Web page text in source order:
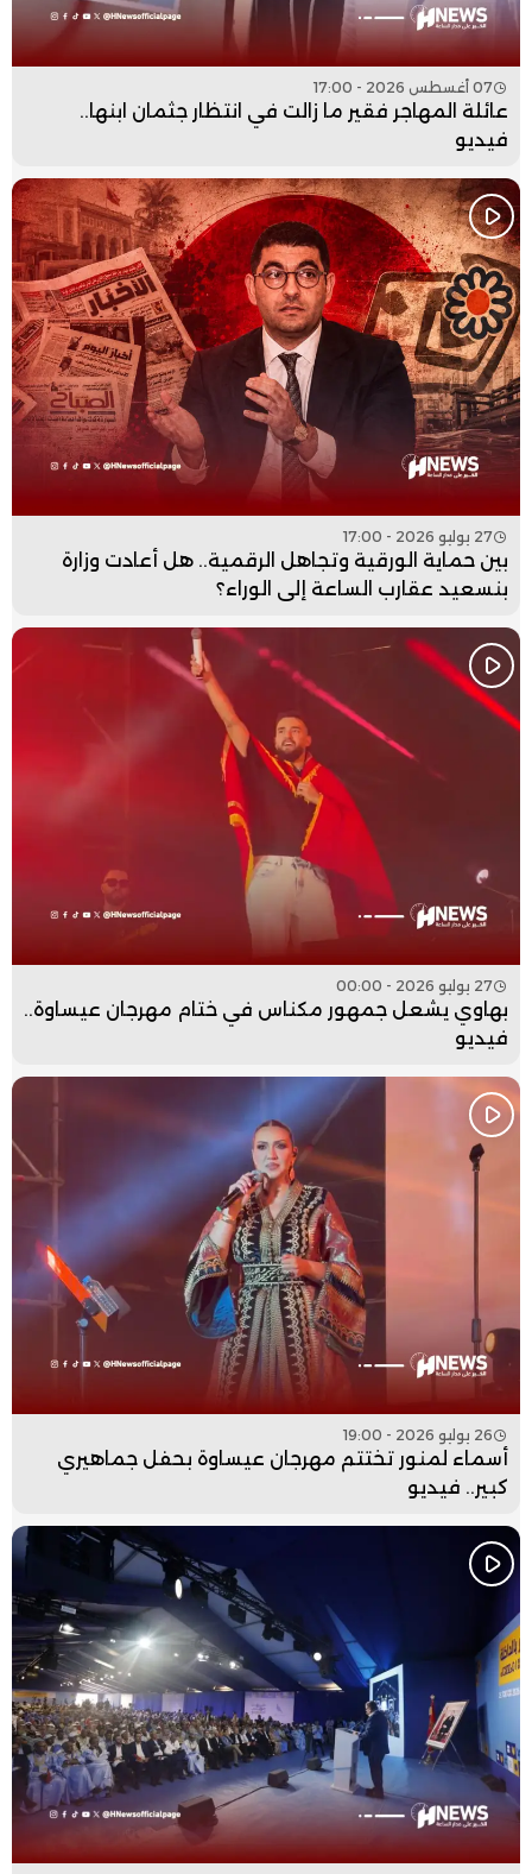
07 أغسطس 2026 - 17:00
عائلة المهاجر فقير ما زالت في انتظار جثمان ابنها..
فيديو
27 يوليو 2026 - 17:00
بين حماية الورقية وتجاهل الرقمية.. هل أعادت وزارة
بنسعيد عقارب الساعة إلى الوراء؟
27 يوليو 2026 - 00:00
بهاوي يشعل جمهور مكناس في ختام مهرجان عيساوة..
فيديو
26 يوليو 2026 - 19:00
أسماء لمنور تختتم مهرجان عيساوة بحفل جماهيري
كبير.. فيديو